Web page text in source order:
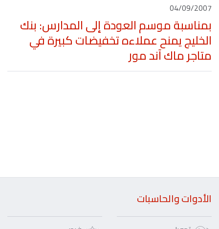
04/09/2007
بمناسبة موسم العودة إلى المدارس: بنك
الخليج يمنح عملاءه تخفيضات كبيرة في
متاجر ماك آند مور
الأدوات والحاسبات